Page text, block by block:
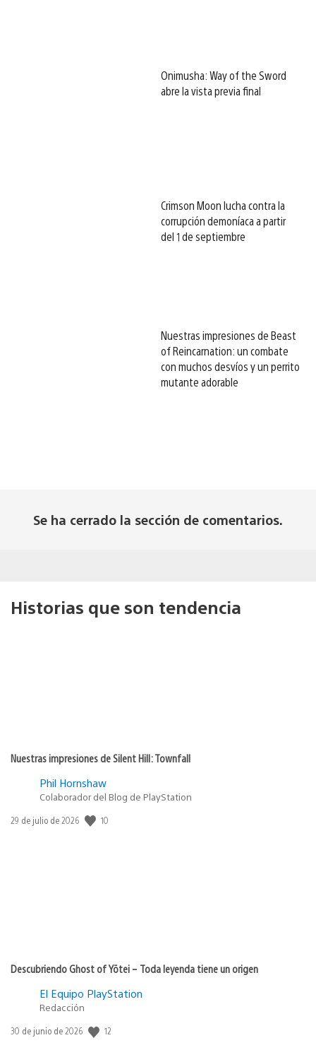
Onimusha: Way of the Sword
abre la vista previa final
Crimson Moon lucha contra la
corrupción demoníaca a partir
del 1 de septiembre
Nuestras impresiones de Beast
of Reincarnation: un combate
con muchos desvíos y un perrito
mutante adorable
Se ha cerrado la sección de comentarios.
Historias que son tendencia
Nuestras impresiones de Silent Hill: Townfall
Phil Hornshaw
Colaborador del Blog de PlayStation
Fecha
29 de julio de 2026 10
Descubriendo Ghost of Yōtei – Toda leyenda tiene un origen
El Equipo PlayStation
Redacción
Fecha
30 de junio de 2026 12